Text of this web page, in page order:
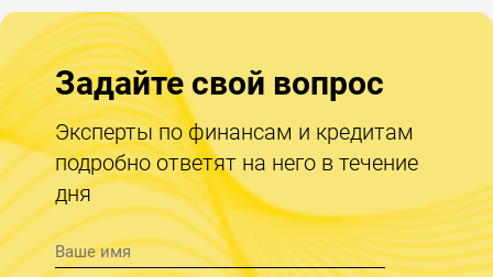
Задайте свой вопрос
Эксперты по финансам и кредитам
подробно ответят на него в течение
дня